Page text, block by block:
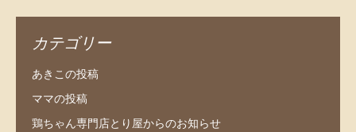
カテゴリー
あきこの投稿
ママの投稿
鶏ちゃん専門店とり屋からのお知らせ